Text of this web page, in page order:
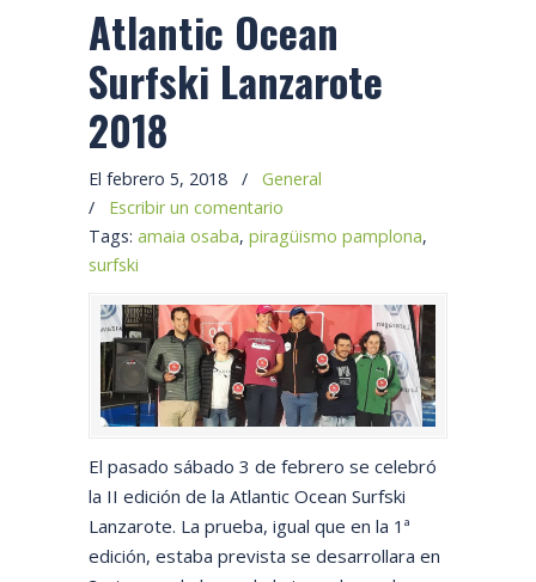
Atlantic Ocean
Surfski Lanzarote
2018
El febrero 5, 2018 /
General
/ Escribir un comentario
Tags: amaia osaba, piragüismo pamplona,
surfski
El pasado sábado 3 de febrero se celebró
la II edición de la Atlantic Ocean Surfski
Lanzarote. La prueba, igual que en la 1ª
edición, estaba prevista se desarrollara en